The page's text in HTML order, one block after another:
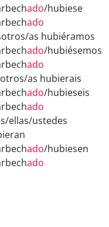
ado/hubiese
ado
as hubiéramos
ado/hubiésemos
ado
as hubierais
ado/hubieseis
ado
ellas/ustedes
ado/hubiesen
ado